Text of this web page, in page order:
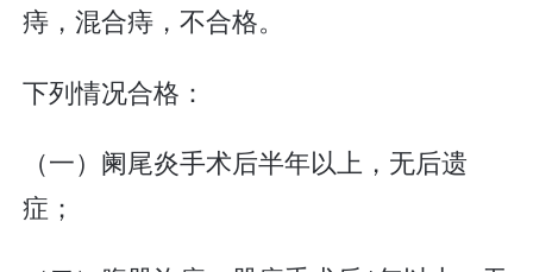
痔，混合痔，不合格。
下列情况合格：
（一）阑尾炎手术后半年以上，无后遗
症；